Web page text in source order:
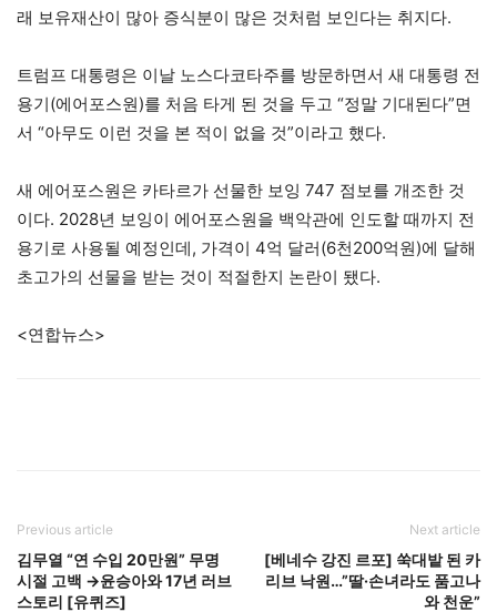
래 보유재산이 많아 증식분이 많은 것처럼 보인다는 취지다.
트럼프 대통령은 이날 노스다코타주를 방문하면서 새 대통령 전
용기(에어포스원)를 처음 타게 된 것을 두고 “정말 기대된다”면
서 “아무도 이런 것을 본 적이 없을 것”이라고 했다.
새 에어포스원은 카타르가 선물한 보잉 747 점보를 개조한 것
이다. 2028년 보잉이 에어포스원을 백악관에 인도할 때까지 전
용기로 사용될 예정인데, 가격이 4억 달러(6천200억원)에 달해
초고가의 선물을 받는 것이 적절한지 논란이 됐다.
<연합뉴스>
Previous article
김무열 “연 수입 20만원” 무명
시절 고백 →윤승아와 17년 러브
스토리 [유퀴즈]
Next article
[베네수 강진 르포] 쑥대밭 된 카
리브 낙원…”딸·손녀라도 품고나
와 천운”